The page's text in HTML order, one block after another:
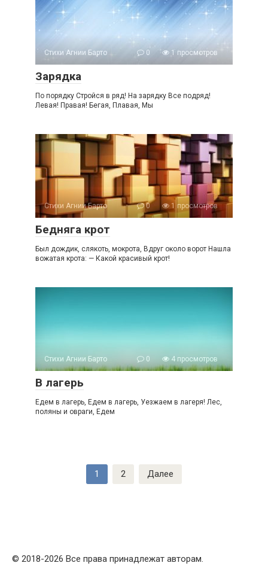
Стихи Агнии Барто 0 1 просмотров
Зарядка
По порядку Стройся в ряд! На зарядку Все подряд!
Левая! Правая! Бегая, Плавая, Мы
Стихи Агнии Барто 0 1 просмотров
Бедняга крот
Был дождик, слякоть, мокрота, Вдруг около ворот Нашла
вожатая крота: — Какой красивый крот!
Стихи Агнии Барто 0 4 просмотров
В лагерь
Едем в лагерь, Едем в лагерь, Уезжаем в лагеря! Лес,
поляны и овраги, Едем
1 2 Далее
© 2018-2026 Все права принадлежат авторам.